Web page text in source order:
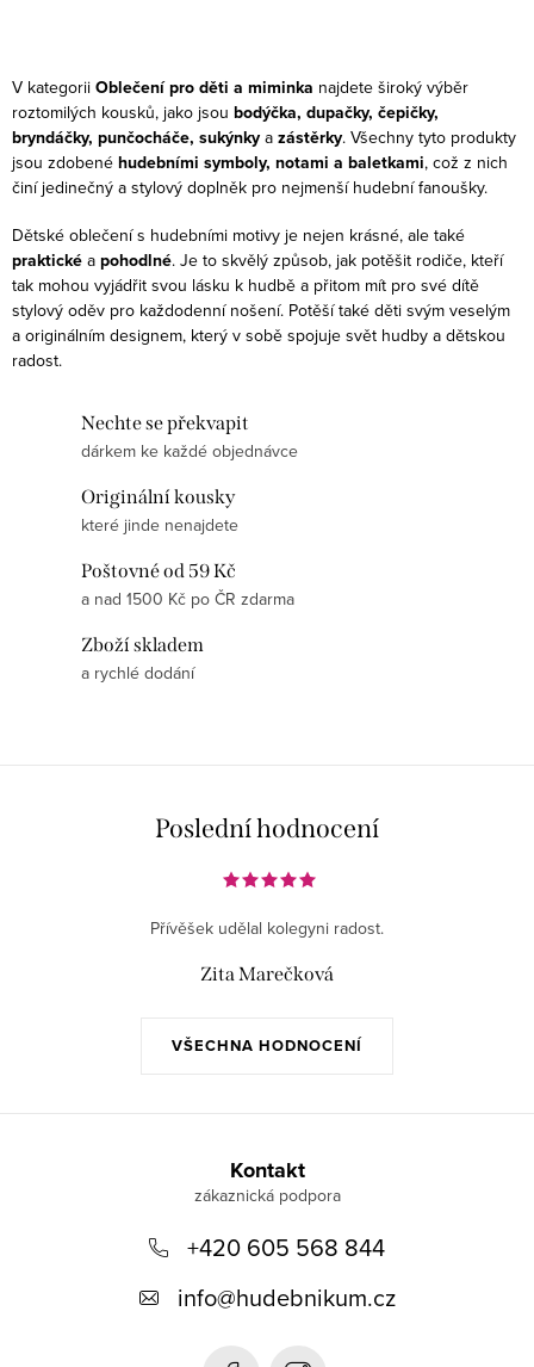
v
l
á
d
c
í
p
r
v
V kategorii Oblečení pro děti a miminka najdete široký výběr
roztomilých kousků, jako jsou bodýčka, dupačky, čepičky,
bryndáčky, punčocháče, sukýnky a zástěrky. Všechny tyto produkty
jsou zdobené hudebními symboly, notami a baletkami, což z nich
činí jedinečný a stylový doplněk pro nejmenší hudební fanoušky.
Dětské oblečení s hudebními motivy je nejen krásné, ale také
praktické a pohodlné. Je to skvělý způsob, jak potěšit rodiče, kteří
tak mohou vyjádřit svou lásku k hudbě a přitom mít pro své dítě
stylový oděv pro každodenní nošení. Potěší také děti svým veselým
a originálním designem, který v sobě spojuje svět hudby a dětskou
radost.
Nechte se překvapit
dárkem ke každé objednávce
Originální kousky
které jinde nenajdete
Poštovné od 59 Kč
a nad 1500 Kč po ČR zdarma
Zboží skladem
a rychlé dodání
Poslední hodnocení
VŠECHNA HODNOCENÍ
Přívěšek udělal kolegyni radost.
Zita Marečková
Kontakt
+420 605 568 844
info@hudebnikum.cz